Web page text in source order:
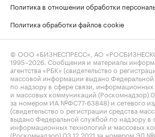
Политика в отношении обработки
Политика обработки файлов cookie
© ООО «БИЗНЕСПРЕСС», АО
1995–2026 . Сообщения и материалы
агентства «РБК» (свидетельство о
массовой информации выдано
по надзору в сфере связи, информационных
и массовых коммуникаций (Роскомнадзор)
за номером ИА №ФС77-63848) и сетевого
(свидетельство о регистрации средства
выдано Федеральной службой по надзору в
информационных технологий и массовых
(Роскомнадзор) 03.12.2021 за номером ЭЛ